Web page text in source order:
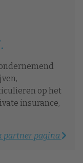
op het
insurance,
partner pagina